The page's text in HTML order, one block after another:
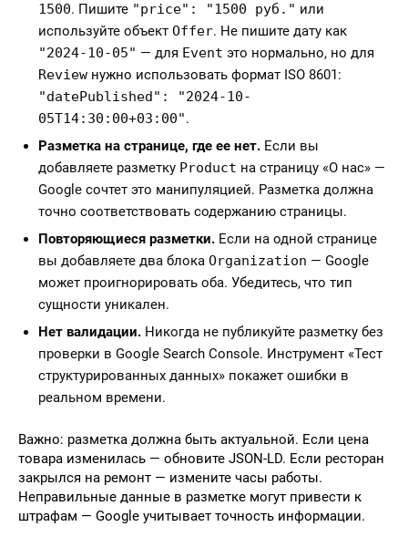
1500. Пишите "price": "1500 руб." или
используйте объект Offer. Не пишите дату как
"2024-10-05" — для Event это нормально, но для
Review нужно использовать формат ISO 8601:
"datePublished": "2024-10-
05T14:30:00+03:00".
Разметка на странице, где ее нет. Если вы
добавляете разметку Product на страницу «О нас» —
Google сочтет это манипуляцией. Разметка должна
точно соответствовать содержанию страницы.
Повторяющиеся разметки. Если на одной странице
вы добавляете два блока Organization — Google
может проигнорировать оба. Убедитесь, что тип
сущности уникален.
Нет валидации. Никогда не публикуйте разметку без
проверки в Google Search Console. Инструмент «Тест
структурированных данных» покажет ошибки в
реальном времени.
Важно: разметка должна быть актуальной. Если цена
товара изменилась — обновите JSON-LD. Если ресторан
закрылся на ремонт — измените часы работы.
Неправильные данные в разметке могут привести к
штрафам — Google учитывает точность информации.